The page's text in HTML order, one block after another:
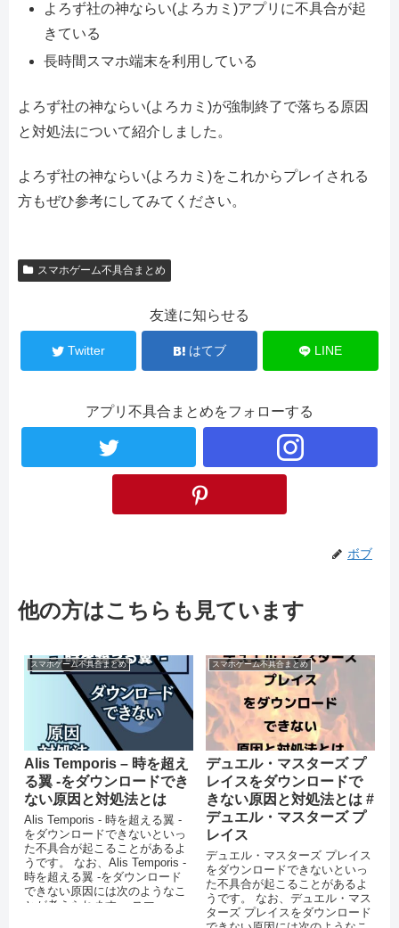
よろず社の神ならい(よろカミ)アプリに不具合が起
きている
長時間スマホ端末を利用している
よろず社の神ならい(よろカミ)が強制終了で落ちる原因
と対処法について紹介しました。
よろず社の神ならい(よろカミ)をこれからプレイされる
方もぜひ参考にしてみてください。
スマホゲーム不具合まとめ
友達に知らせる
Twitter はてブ LINE
アプリ不具合まとめをフォローする
ボブ
他の方はこちらも見ています
スマホゲーム不具合まとめ
Alis Temporis – 時を超え
る翼 -をダウンロードでき
ない原因と対処法とは
Alis Temporis - 時を超える翼 -
をダウンロードできないといっ
た不具合が起こることがあるよ
うです。 なお、Alis Temporis -
時を超える翼 -をダウンロード
できない原因には次のようなこ
とが考えられます。 スマー...
スマホゲーム不具合まとめ
デュエル・マスターズ プ
レイスをダウンロードで
きない原因と対処法とは #
デュエル・マスターズ プ
レイス
デュエル・マスターズ プレイス
をダウンロードできないといっ
た不具合が起こることがあるよ
うです。 なお、デュエル・マス
ターズ プレイスをダウンロード